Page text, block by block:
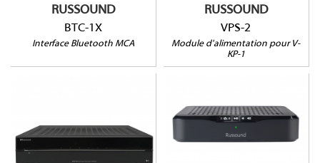
RUSSOUND
BTC-1X
Interface Bluetooth MCA
RUSSOUND
VPS-2
Module d'alimentation pour V-
KP-1
MCA-66
MBX-PRE